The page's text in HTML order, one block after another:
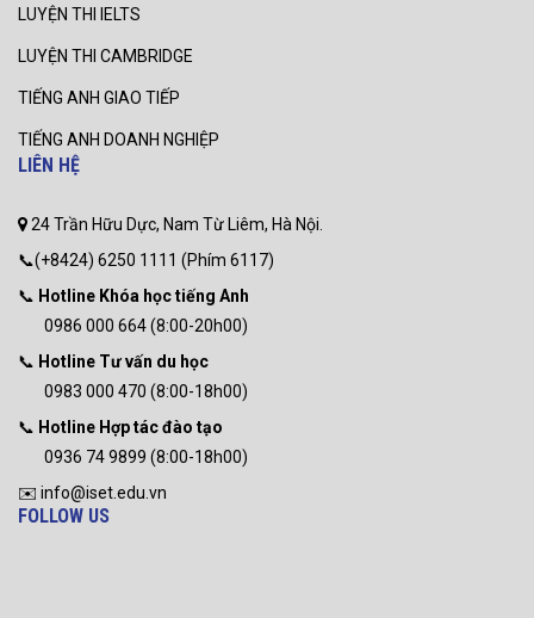
LUYỆN THI IELTS
LUYỆN THI CAMBRIDGE
TIẾNG ANH GIAO TIẾP
TIẾNG ANH DOANH NGHIỆP
LIÊN HỆ
24 Trần Hữu Dực, Nam Từ Liêm, Hà Nội.
📞(+8424) 6250 1111 (Phím 6117)
📞 Hotline Khóa học tiếng Anh
0986 000 664 (8:00-20h00)
📞 Hotline Tư vấn du học
0983 000 470 (8:00-18h00)
📞 Hotline Hợp tác đào tạo
0936 74 9899 (8:00-18h00)
✉️ info@iset.edu.vn
FOLLOW US